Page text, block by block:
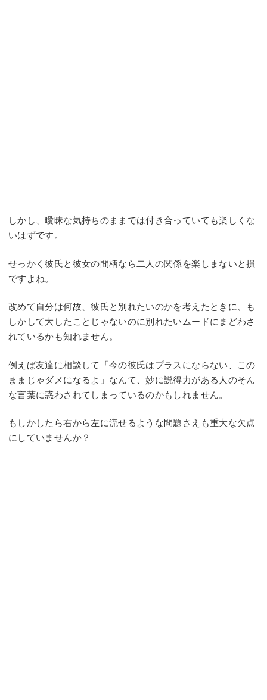
しかし、曖昧な気持ちのままでは付き合っていても楽しくな
いはずです。
せっかく彼氏と彼女の間柄なら二人の関係を楽しまないと損
ですよね。
改めて自分は何故、彼氏と別れたいのかを考えたときに、も
しかして大したことじゃないのに別れたいムードにまどわさ
れているかも知れません。
例えば友達に相談して「今の彼氏はプラスにならない、この
ままじゃダメになるよ」なんて、妙に説得力がある人のそん
な言葉に惑わされてしまっているのかもしれません。
もしかしたら右から左に流せるような問題さえも重大な欠点
にしていませんか？